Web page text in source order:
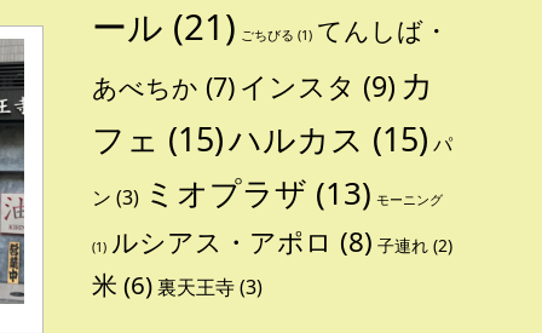
ール (21) ごちびる (1) てんしば・
あべちか (7) インスタ (9) カ
フェ (15)ハルカス (15) パ
ン (3) ミオプラザ (13) モーニング
(1) ルシアス・アポロ (8) 子連れ (2)
米 (6)裏天王寺(3)